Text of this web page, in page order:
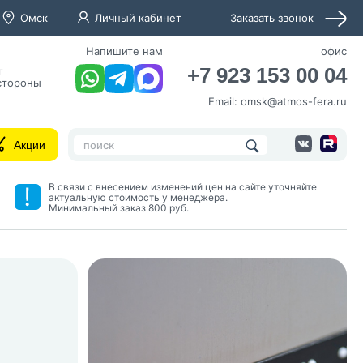
Омск Личный кабинет Заказать звонок
Напишите нам офис
+7 923 153 00 04
Email: omsk@atmos-fera.ru
Акции
В связи с внесением изменений цен на сайте уточняйте
актуальную стоимость у менеджера.
Минимальный заказ 800 руб.
и согласие с